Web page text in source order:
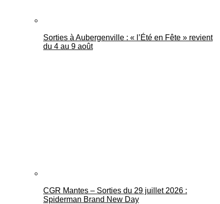
Sorties à Aubergenville : « l’Été en Fête » revient
du 4 au 9 août
CGR Mantes – Sorties du 29 juillet 2026 :
Spiderman Brand New Day